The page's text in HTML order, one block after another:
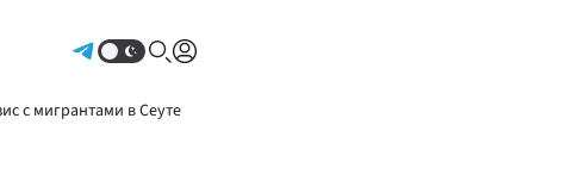
с мигрантами в Сеуте